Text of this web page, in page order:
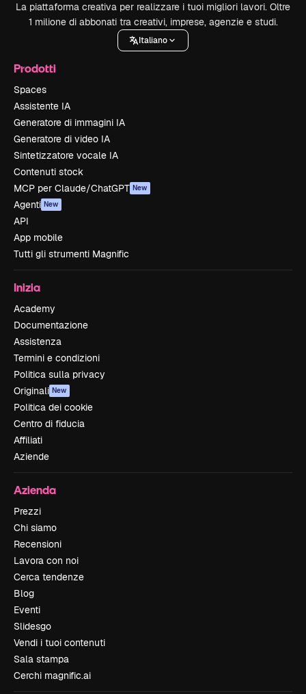
La piattaforma creativa per realizzare i tuoi migliori lavori. Oltre
1 milione di abbonati tra creativi, imprese, agenzie e studi.
Italiano
Prodotti
Spaces
Assistente IA
Generatore di immagini IA
Generatore di video IA
Sintetizzatore vocale IA
Contenuti stock
MCP per Claude/ChatGPT New
Agenti New
API
App mobile
Tutti gli strumenti Magnific
Inizia
Academy
Documentazione
Assistenza
Termini e condizioni
Politica sulla privacy
Originali New
Politica dei cookie
Centro di fiducia
Affiliati
Aziende
Azienda
Prezzi
Chi siamo
Recensioni
Lavora con noi
Cerca tendenze
Blog
Eventi
Slidesgo
Vendi i tuoi contenuti
Sala stampa
Cerchi magnific.ai